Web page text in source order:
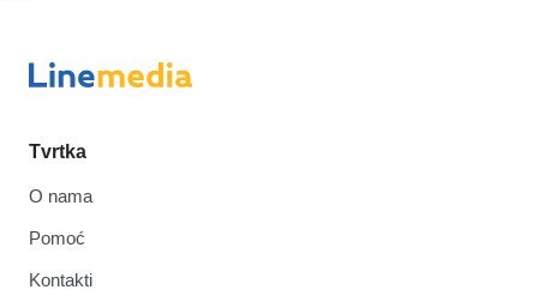
Tvrtka
O nama
Pomoć
Kontakti